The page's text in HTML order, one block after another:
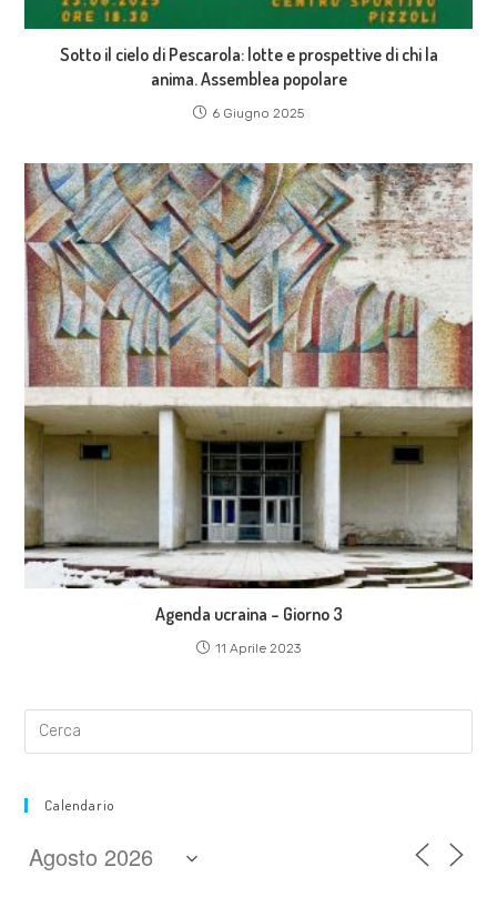
Sotto il cielo di Pescarola: lotte e prospettive di chi la
anima. Assemblea popolare
6 Giugno 2025
Agenda ucraina – Giorno 3
11 Aprile 2023
Calendario